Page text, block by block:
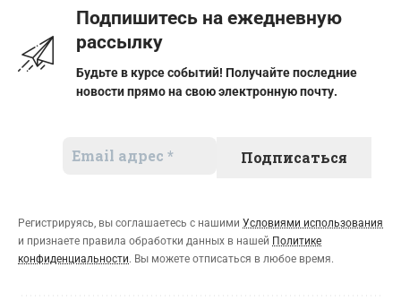
Подпишитесь на ежедневную
рассылку
Будьте в курсе событий! Получайте последние
новости прямо на свою электронную почту.
Регистрируясь, вы соглашаетесь с нашими Условиями использования
и признаете правила обработки данных в нашей Политике
конфиденциальности. Вы можете отписаться в любое время.